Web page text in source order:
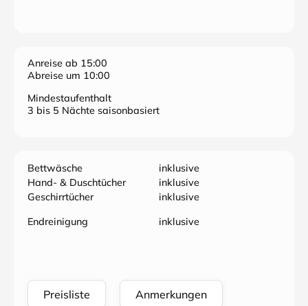
Anreise ab 15:00
Abreise um 10:00
Mindestaufenthalt
3 bis 5 Nächte saisonbasiert
Bettwäsche
inklusive
Hand- & Duschtücher
inklusive
Geschirrtücher
inklusive
Endreinigung
inklusive
Preisliste Anmerkungen